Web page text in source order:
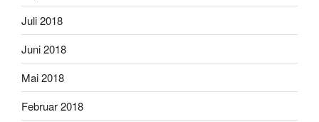
Juli 2018
Juni 2018
Mai 2018
Februar 2018